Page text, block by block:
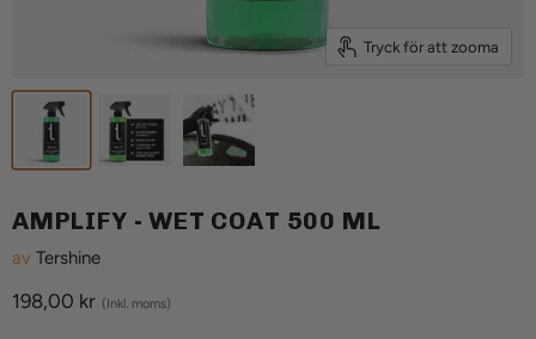
Tryck för att zooma
AMPLIFY - WET COAT 500 ML
av Tershine
Aktuellt pris
198,00 kr (Inkl. moms)